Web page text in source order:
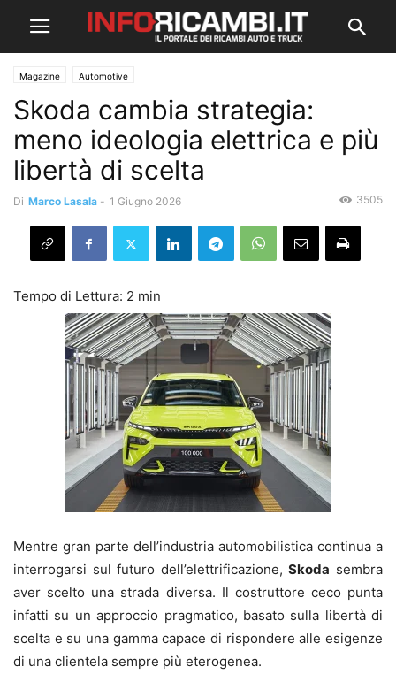
Magazine Automotive
Skoda cambia strategia:
meno ideologia elettrica e più
libertà di scelta
Di Marco Lasala - 1 Giugno 2026 3505
Mentre gran parte dell’industria automobilistica continua a
interrogarsi sul futuro dell’elettrificazione,Skoda sembra
aver scelto una strada diversa. Il costruttore ceco punta
infatti su un approccio pragmatico, basato sulla libertà di
scelta e su una gamma capace di rispondere alle esigenze
di una clientela sempre più eterogenea.